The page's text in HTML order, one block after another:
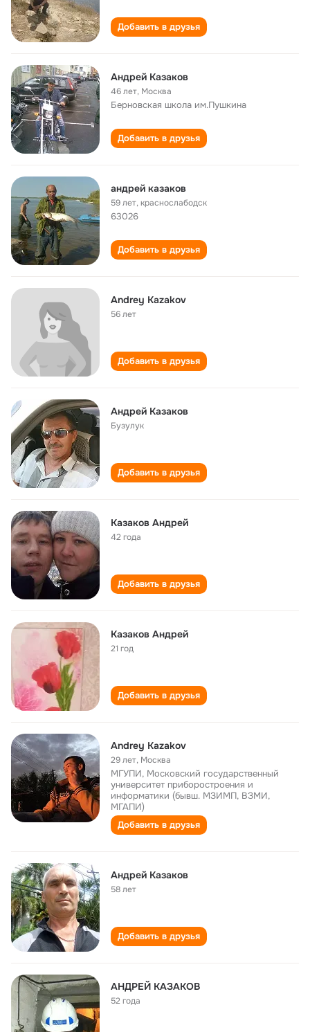
Добавить в друзья
Андрей Казаков
46 лет, Москва
Берновская школа им.Пушкина
Добавить в друзья
андрей казаков
59 лет,краснослабодск
63026
Добавить в друзья
Andrey Kazakov
56 лет
Добавить в друзья
Андрей Казаков
Бузулук
Добавить в друзья
Казаков Андрей
42 года
Добавить в друзья
Казаков Андрей
21 год
Добавить в друзья
Andrey Kazakov
29 лет, Москва
МГУПИ, Московский государственный
университет приборостроения и
информатики (бывш. МЗИМП, ВЗМИ,
МГАПИ)
Добавить в друзья
Андрей Казаков
58 лет
Добавить в друзья
АНДРЕЙ КАЗАКОВ
52 года